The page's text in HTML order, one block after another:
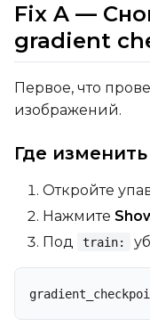
Fix A —
gradient
Первое, что
изображений.
Где изменить
Откройте
Нажмите
Под
train: